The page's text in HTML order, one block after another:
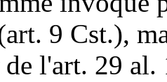
art. 9 Cst.),
l'art. 29 al.